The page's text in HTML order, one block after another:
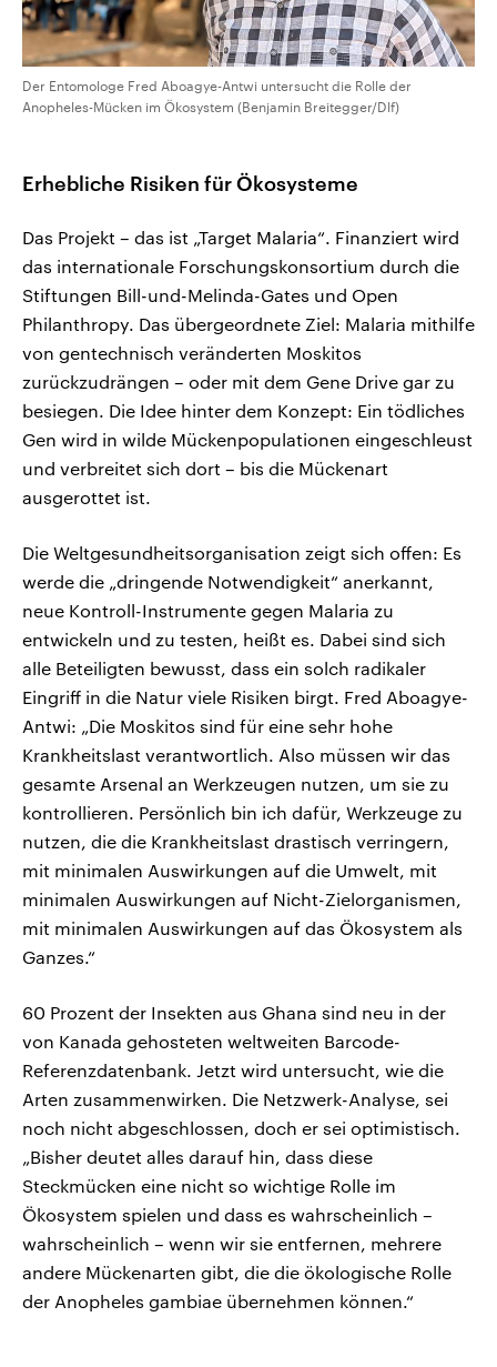
Der Entomologe Fred Aboagye-Antwi untersucht die Rolle der
Anopheles-Mücken im Ökosystem (Benjamin Breitegger/Dlf)
Erhebliche Risiken für Ökosysteme
Das Projekt – das ist „Target Malaria“. Finanziert wird
das internationale Forschungskonsortium durch die
Stiftungen Bill-und-Melinda-Gates und Open
Philanthropy. Das übergeordnete Ziel: Malaria mithilfe
von gentechnisch veränderten Moskitos
zurückzudrängen – oder mit dem Gene Drive gar zu
besiegen. Die Idee hinter dem Konzept: Ein tödliches
Gen wird in wilde Mückenpopulationen eingeschleust
und verbreitet sich dort – bis die Mückenart
ausgerottet ist.
Die Weltgesundheitsorganisation zeigt sich offen: Es
werde die „dringende Notwendigkeit“ anerkannt,
neue Kontroll-Instrumente gegen Malaria zu
entwickeln und zu testen, heißt es. Dabei sind sich
alle Beteiligten bewusst, dass ein solch radikaler
Eingriff in die Natur viele Risiken birgt. Fred Aboagye-
Antwi: „Die Moskitos sind für eine sehr hohe
Krankheitslast verantwortlich. Also müssen wir das
gesamte Arsenal an Werkzeugen nutzen, um sie zu
kontrollieren. Persönlich bin ich dafür, Werkzeuge zu
nutzen, die die Krankheitslast drastisch verringern,
mit minimalen Auswirkungen auf die Umwelt, mit
minimalen Auswirkungen auf Nicht-Zielorganismen,
mit minimalen Auswirkungen auf das Ökosystem als
Ganzes.“
60 Prozent der Insekten aus Ghana sind neu in der
von Kanada gehosteten weltweiten Barcode-
Referenzdatenbank. Jetzt wird untersucht, wie die
Arten zusammenwirken. Die Netzwerk-Analyse, sei
noch nicht abgeschlossen, doch er sei optimistisch.
„Bisher deutet alles darauf hin, dass diese
Steckmücken eine nicht so wichtige Rolle im
Ökosystem spielen und dass es wahrscheinlich –
wahrscheinlich – wenn wir sie entfernen, mehrere
andere Mückenarten gibt, die die ökologische Rolle
der Anopheles gambiae übernehmen können.“